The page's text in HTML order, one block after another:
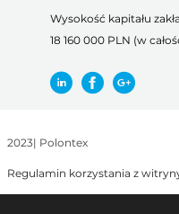
Wysokość kapitału
18 160 000 PLN (w
2023| Polontex
Regulamin korzystania z